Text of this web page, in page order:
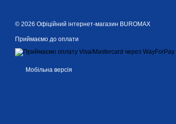
© 2026 Офіційний інтернет-магазин BUROMAX
Приймаємо до оплати
Мобільна версія